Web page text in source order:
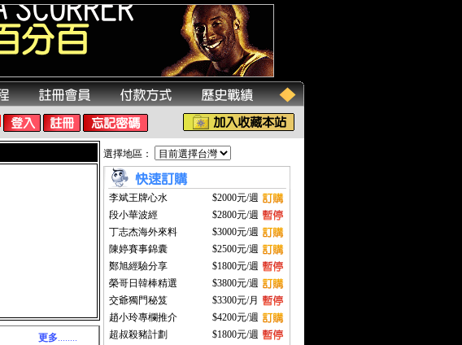
更多........
選擇地區：
李斌王牌心水
$2000元/週
段小華波經
$2800元/週
丁志杰海外來料
$3000元/週
陳婷賽事錦囊
$2500元/週
鄭旭經驗分享
$1800元/週
榮哥日韓棒精選
$3800元/週
交爺獨門秘笈
$3300元/月
趙小玲專欄推介
$4200元/週
超叔殺豬計劃
$1800元/週